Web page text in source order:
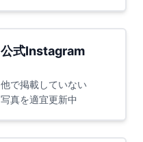
公式Instagram
他で掲載していない
写真を適宜更新中